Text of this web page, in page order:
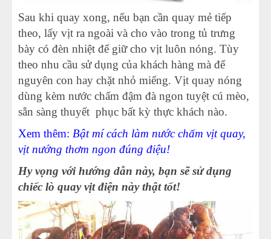
Sau khi quay xong, nếu bạn cần quay mẻ tiếp
theo, lấy vịt ra ngoài và cho vào trong tủ trưng
bày có đèn nhiệt để giữ cho vịt luôn nóng. Tùy
theo nhu cầu sử dụng của khách hàng mà để
nguyên con hay chặt nhỏ miếng. Vịt quay nóng
dùng kèm nước chấm đậm đà ngon tuyệt cú mèo,
sẵn sàng thuyết phục bất kỳ thực khách nào.
Xem thêm: Bật mí cách làm nước chấm vịt quay,
vịt nướng thơm ngon đúng điệu!
Hy vọng với hướng dẫn này, bạn sẽ sử dụng
chiếc lò quay vịt điện này thật tốt!